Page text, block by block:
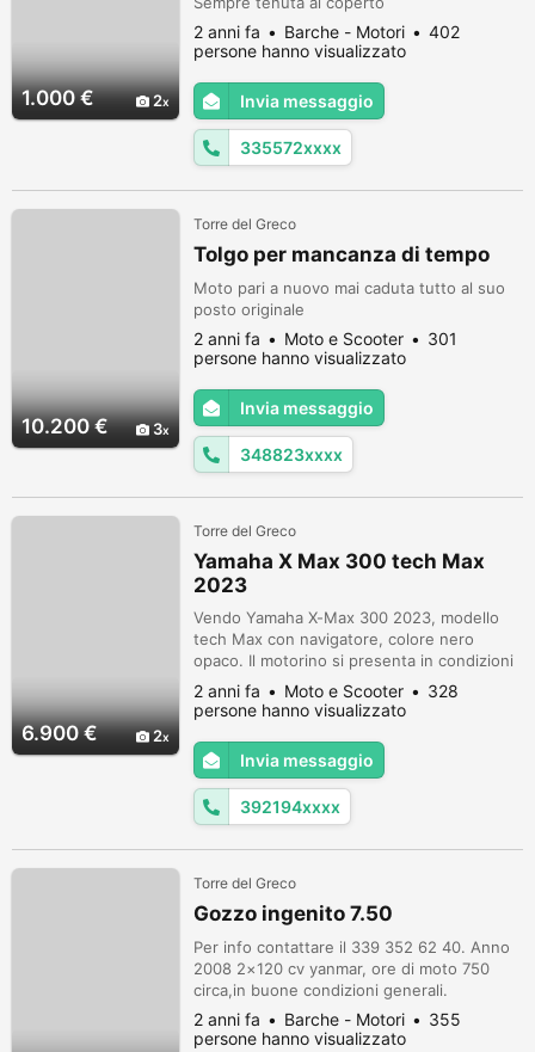
1.000 € 2
2 anni fa Barche - Motori
402
persone hanno visualizzato
Invia messaggio
335572xxxx
10.200 € 3
Torre del Greco
Tolgo per mancanza di tempo
Moto pari a nuovo mai caduta tutto al suo
posto originale
2 anni fa Moto e Scooter
301
persone hanno visualizzato
Invia messaggio
348823xxxx
6.900 € 2
Torre del Greco
Yamaha X Max 300 tech Max
2023
Vendo Yamaha X-Max 300 2023, modello
tech Max con navigatore, colore nero
opaco. Il motorino si presenta in condizioni
eccellenti, è stato acquistato 6 mesi fa alla
Yamaha di Napoli. Ha solo 670km, e
presenta ancora le pellicole protettive sulle
pedane e sui loghi. È in condizioni perfette,
pari a nuovi Il motorino ha una garanzia
aggiuntiva di 5 anni in Yam...
2 anni fa Moto e Scooter
328
persone hanno visualizzato
Invia messaggio
392194xxxx
Torre del Greco
Gozzo ingenito 7.50
Per info contattare il 339 352 62 40. Anno
2008 2×120 cv yanmar, ore di moto 750
circa,in buone condizioni generali.
2 anni fa Barche - Motori
355
persone hanno visualizzato